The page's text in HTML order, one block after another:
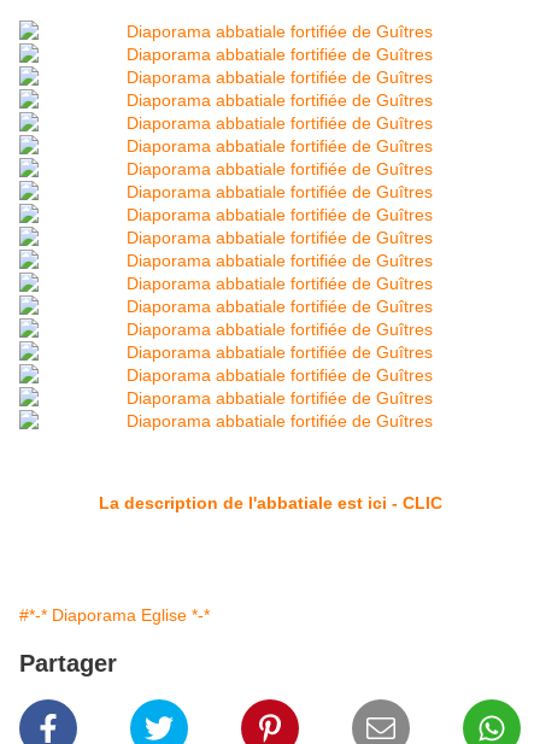
La description de l'abbatiale est ici - CLIC
#*-* Diaporama Eglise *-*
Partager